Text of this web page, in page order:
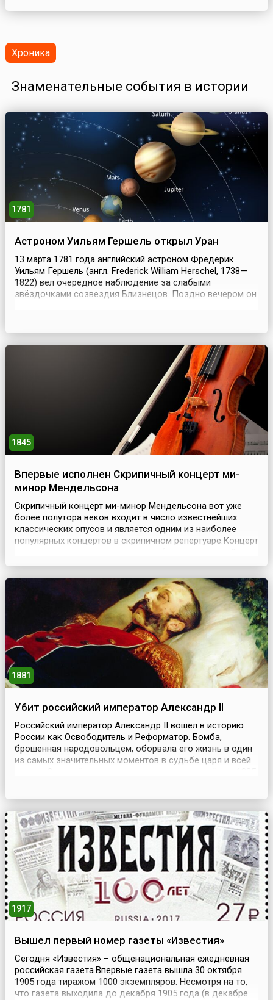
Хроника
Знаменательные события в истории
1781
Астроном Уильям Гершель открыл Уран
13 марта 1781 года английский астроном Фредерик
Уильям Гершель (англ. Frederick William Herschel, 1738—
1822) вёл очередное наблюдение за слабыми
звёздочками созвездия Близнецов. Поздно вечером он
1845
Впервые исполнен Скрипичный концерт ми-
минор Мендельсона
Скрипичный концерт ми-минор Мендельсона вот уже
более полутора веков входит в число известнейших
классических опусов и является одним из наиболее
популярных концертов в скрипичном репертуаре.Концерт
флейт, 2 гобоев, 2 кларнетов, 2 фаготов, 2 валторн, 2
molto appassionato (ми минор), Anda...
1881
Убит российский император Александр II
Российский император Александр II вошел в историю
России как Освободитель и Реформатор. Бомба,
брошенная народовольцем, оборвала его жизнь в один
из самых значительных моментов в судьбе царя и всей
1917
Вышел первый номер газеты «Известия»
Сегодня «Известия» – общенациональная ежедневная
российская газета.Впервые газета вышла 30 октября
1905 года тиражом 1000 экземпляров. Несмотря на то,
что газета выходила до декабря 1905 года (в декабре